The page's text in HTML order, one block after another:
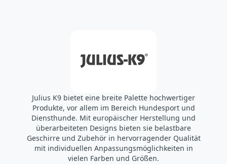
Julius K9 bietet eine breite Palette hochwertiger
Produkte, vor allem im Bereich Hundesport und
Diensthunde. Mit europäischer Herstellung und
überarbeiteten Designs bieten sie belastbare
Geschirre und Zubehör in hervorragender Qualität
mit individuellen Anpassungsmöglichkeiten in
vielen Farben und Größen.